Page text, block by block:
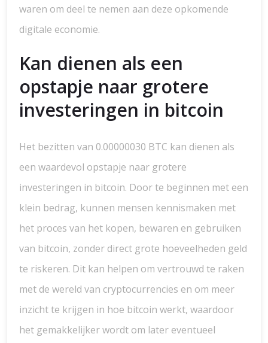
waren om deel te nemen aan deze opkomende
digitale economie.
Kan dienen als een
opstapje naar grotere
investeringen in bitcoin
Het bezitten van 0.00000030 BTC kan dienen als
een waardevol opstapje naar grotere
investeringen in bitcoin. Door te beginnen met een
klein bedrag, kunnen mensen kennismaken met
het proces van het kopen, bewaren en gebruiken
van bitcoin, zonder direct grote hoeveelheden geld
te riskeren. Dit kan helpen om vertrouwd te raken
met de wereld van cryptocurrencies en om meer
inzicht te krijgen in hoe bitcoin werkt, waardoor
het gemakkelijker wordt om later eventueel